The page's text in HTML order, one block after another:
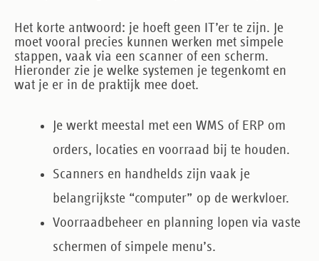
Het korte antwoord: je hoeft geen IT’er te zijn. Je
moet vooral precies kunnen werken met simpele
stappen, vaak via een scanner of een scherm.
Hieronder zie je welke systemen je tegenkomt en
wat je er in de praktijk mee doet.
Je werkt meestal met een WMS of ERP om
orders, locaties en voorraad bij te houden.
Scanners en handhelds zijn vaak je
belangrijkste “computer” op de werkvloer.
Voorraadbeheer en planning lopen via vaste
schermen of simpele menu’s.